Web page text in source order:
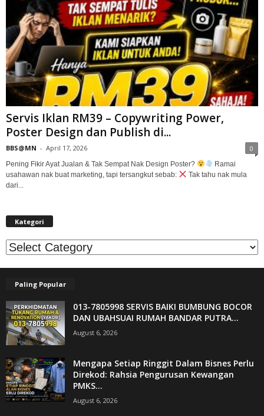
Servis Iklan RM39 – Copywriting Power,
Poster Design dan Publish di...
BBS@MN - April 17, 2026 0
Pening Fikir Ayat Jualan & Tak Sempat Nak Design Poster?
Ramai
usahawan nak buat marketing, tapi tersangkut sebab:
Tak tahu nak mula
dari...
Kategori
Kategori
Paling Popular
013-7805998 SERVIS BAIKI BUMBUNG BOCOR
DAN UBAHSUAI RUMAH BANDAR PUTRA...
August 6, 2026
Mengapa Setiap Ringgit Dalam Bisnes Perlu
Direkod: Rahsia Pengurusan Kewangan
PMKS...
August 6, 2026